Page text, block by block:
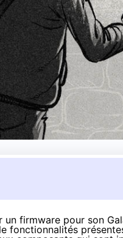
firmware pour son
fonctionnalités